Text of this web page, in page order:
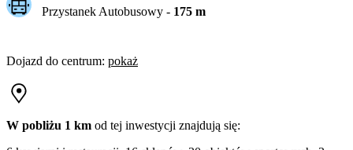
Przystanek Autobusowy - 175m
Dojazd do centrum: pokaż
W pobliżu 1 km od tej inwestycji znajdują się: